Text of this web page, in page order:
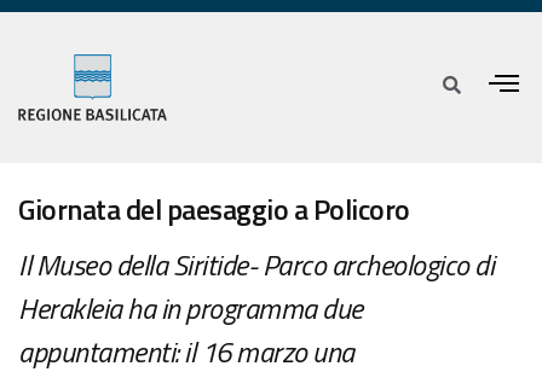
Giornata del paesaggio a Policoro
Il Museo della Siritide- Parco archeologico di
Herakleia ha in programma due
appuntamenti: il 16 marzo una